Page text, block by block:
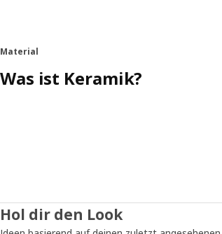
Material
Was ist Keramik?
Hol dir den Look